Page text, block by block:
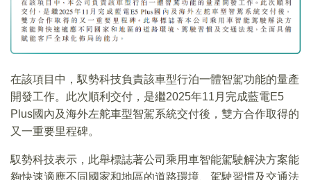
在該項目中，馭勢科技負責該車型行泊一體智駕功能的量產
開發工作。此次順利交付，是繼2025年11月完成藍電E5
Plus國內及海外左舵車型智駕系統交付後，雙方合作取得的
又一重要里程碑。
馭勢科技表示，此舉標誌著公司乘用車智能駕駛解決方案能
夠快速適應不同國家和地區的道路環境、駕駛習慣及交通法